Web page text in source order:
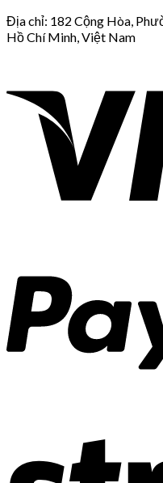
Địa chỉ: 182 Cộng Hòa,
Hồ Chí Minh, Việt Nam